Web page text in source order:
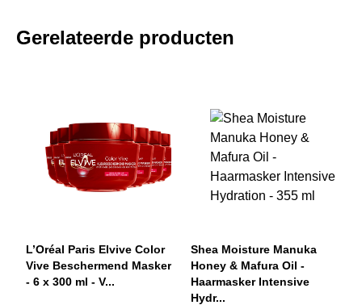
Gerelateerde producten
L’Oréal Paris Elvive Color
Vive Beschermend Masker
- 6 x 300 ml - V...
Shea Moisture Manuka
Honey & Mafura Oil -
Haarmasker Intensive
Hydr...